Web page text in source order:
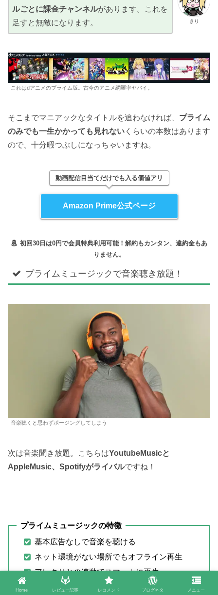
きり
ルごとに課金チャンネルがあります。これを
足すと無敵になります。
これはdアニメのプライム版。古今のアニメ網羅率ヤバイ。
そこまでマニアックなタイトルを追わなければ、 プライム
のみでも一生かかっても見れない くらいの本数はあります
ので、十分暇つぶしになっちゃいますね。
動画配信目当てだけでも入る価値アリ
Amazon Prime公式ページ
初回30日は0円で会員特典利用可能！解約もカンタン、違約金もあ
りません。
プライムミュージックで音楽聴き放題！
音楽聴くと思わずポージングしてしまう
次は音楽聞き放題。こちらはYoutubeMusicと
AppleMusic、Spotifyがライバルですね！
プライムミュージックの特徴
基本広告なしで音楽を聴ける
ネット環境がない場所でもオフライン再生
アレクサとの連動でスマートに再生
200万曲の聞き放題楽曲用意
Home レビュー記事 レコメンド ブログネタ メニュー